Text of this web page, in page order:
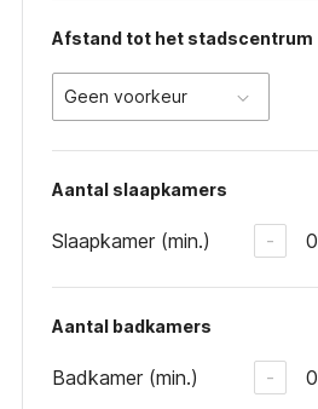
Afstand tot het stadscentrum
Geen voorkeur
Aantal slaapkamers
Slaapkamer (min.) - 0
Aantal badkamers
Badkamer (min.) - 0